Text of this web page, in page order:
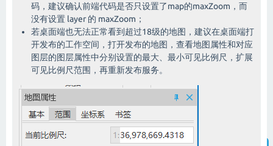
码，建议确认前端代码是否只设置了map的maxZoom，而
没有设置 layer 的 maxZoom；
若桌面端也无法正常看到超过18级的地图，建议在桌面端打
开发布的工作空间，打开发布的地图，查看地图属性和对应
图层的图层属性中分别设置的最大、最小可见比例尺，扩展
可见比例尺范围，再重新发布服务。